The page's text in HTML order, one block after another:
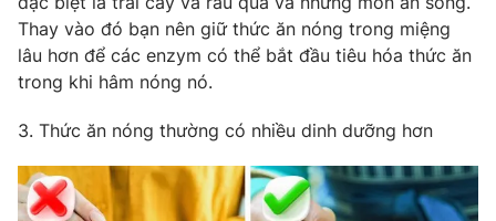
Giấy phép hoạt động báo in và báo điện tử số 483/GP-BTTTT
cấp ngày 29/12/2023
Tổng Biên tập:Vũ Thanh Thủy
Nguyễn Trọng Ninh
Ðiện thoại Thời báo VTV:024.66 897 897
Thay vào đó bạn nên giữ thức ăn nóng trong miệng
lâu hơn để các enzym có thể bắt đầu tiêu hóa thức ăn
trong khi hâm nóng nó.
3. Thức ăn nóng thường có nhiều dinh dưỡng hơn